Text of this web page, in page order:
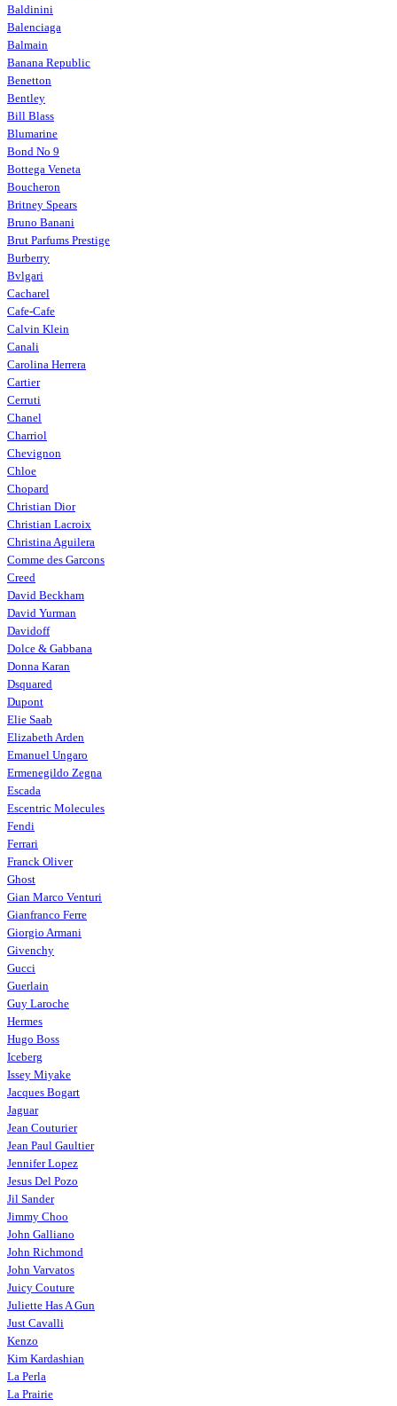
Baldinini
Balenciaga
Balmain
Banana Republic
Benetton
Bentley
Bill Blass
Blumarine
Bond No 9
Bottega Veneta
Boucheron
Britney Spears
Bruno Banani
Brut Parfums Prestige
Burberry
Bvlgari
Cacharel
Cafe-Cafe
Calvin Klein
Canali
Carolina Herrera
Cartier
Cerruti
Chanel
Charriol
Chevignon
Chloe
Chopard
Christian Dior
Christian Lacroix
Christina Aguilera
Comme des Garcons
Creed
David Beckham
David Yurman
Davidoff
Dolce & Gabbana
Donna Karan
Dsquared
Dupont
Elie Saab
Elizabeth Arden
Emanuel Ungaro
Ermenegildo Zegna
Escada
Escentric Molecules
Fendi
Ferrari
Franck Oliver
Ghost
Gian Marco Venturi
Gianfranco Ferre
Giorgio Armani
Givenchy
Gucci
Guerlain
Guy Laroche
Hermes
Hugo Boss
Iceberg
Issey Miyake
Jacques Bogart
Jaguar
Jean Couturier
Jean Paul Gaultier
Jennifer Lopez
Jesus Del Pozo
Jil Sander
Jimmy Choo
John Galliano
John Richmond
John Varvatos
Juicy Couture
Juliette Has A Gun
Just Cavalli
Kenzo
Kim Kardashian
La Perla
La Prairie